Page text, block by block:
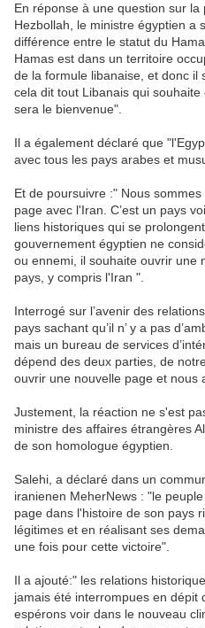
En réponse à une question sur
Hezbollah, le ministre égyptien a
différence entre le statut du
Hamas est dans un territoire
de la formule libanaise, et donc il
cela dit tout Libanais qui
sera le bienvenue".
Il a également déclaré que
avec tous les pays arabes et
Et de poursuivre :" Nous
page avec l'Iran. C’est un pays
liens historiques qui se
gouvernement égyptien ne
ou ennemi, il souhaite ouvrir une
pays, y compris l'Iran ".
Interrogé sur l’avenir des
pays sachant qu’il n’ y a pas
mais un bureau de services
dépend des deux parties, de
ouvrir une nouvelle page et nous
Justement, la réaction ne s'est
ministre des affaires étrangères
de son homologue égyptien.
Salehi, a déclaré dans un
iranienen MeherNews : "le
page dans l'histoire de son pays
légitimes et en réalisant ses
une fois pour cette victoire".
Il a ajouté:" les relations
jamais été interrompues en dépit
espérons voir dans le nouveau